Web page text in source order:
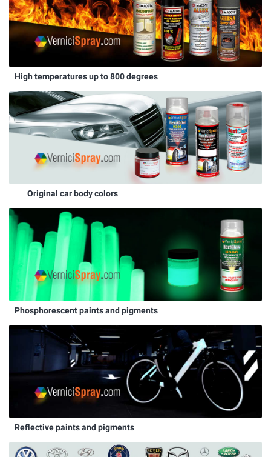
High temperatures up to 800 degrees
Original car body colors
Phosphorescent paints and pigments
Reflective paints and pigments